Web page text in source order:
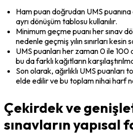
Ham puan doğrudan UMS
ayrı dönüşüm tablosu kullanılır.
Minimum geçme puanı her sınav
nedenle geçmiş yılın sınırları
UMS puanları her zaman 0 ile 100
bu da farklı kağıtların
Son olarak, ağırlıklı UMS
elde edilir ve bu toplam nihai harf
Çekirdek ve
sınavların yapısal